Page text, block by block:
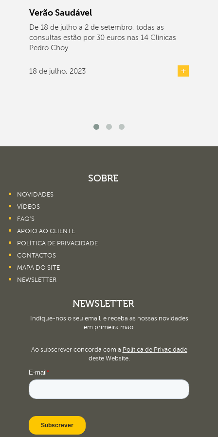
Verão Saudável
De 18 de julho a 2 de setembro, todas as
consultas estão por 30 euros nas 14 Clínicas
Pedro Choy.
18 de julho, 2023
SOBRE
NOVIDADES
VÍDEOS
FAQ’S
APOIO AO CLIENTE
POLÍTICA DE PRIVACIDADE
CONTACTOS
MAPA DO SITE
NEWSLETTER
NEWSLETTER
Indique-nos o seu email, e receba as nossas novidades
em primeira mão.
Ao subscrever concorda com a Política de Privacidade
deste Website.